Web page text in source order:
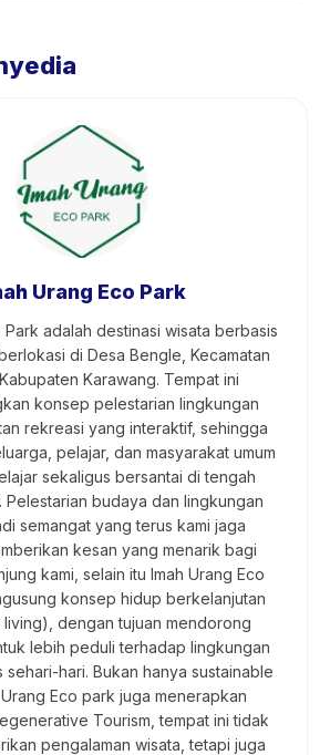
Urang Eco Park
Park adalah destinasi wisata berbasis
di Desa Bengle, Kecamatan
Karawang. Tempat ini
konsep pelestarian lingkungan
rekreasi yang interaktif, sehingga
pelajar, dan masyarakat umum
sekaligus bersantai di tengah
Pelestarian budaya dan lingkungan
semangat yang terus kami jaga
kesan yang menarik bagi
kami, selain itu Imah Urang Eco
konsep hidup berkelanjutan
living), dengan tujuan mendorong
lebih peduli terhadap lingkungan
sehari-hari. Bukan hanya sustainable
Eco park juga menerapkan
Tourism, tempat ini tidak
pengalaman wisata, tetapi juga